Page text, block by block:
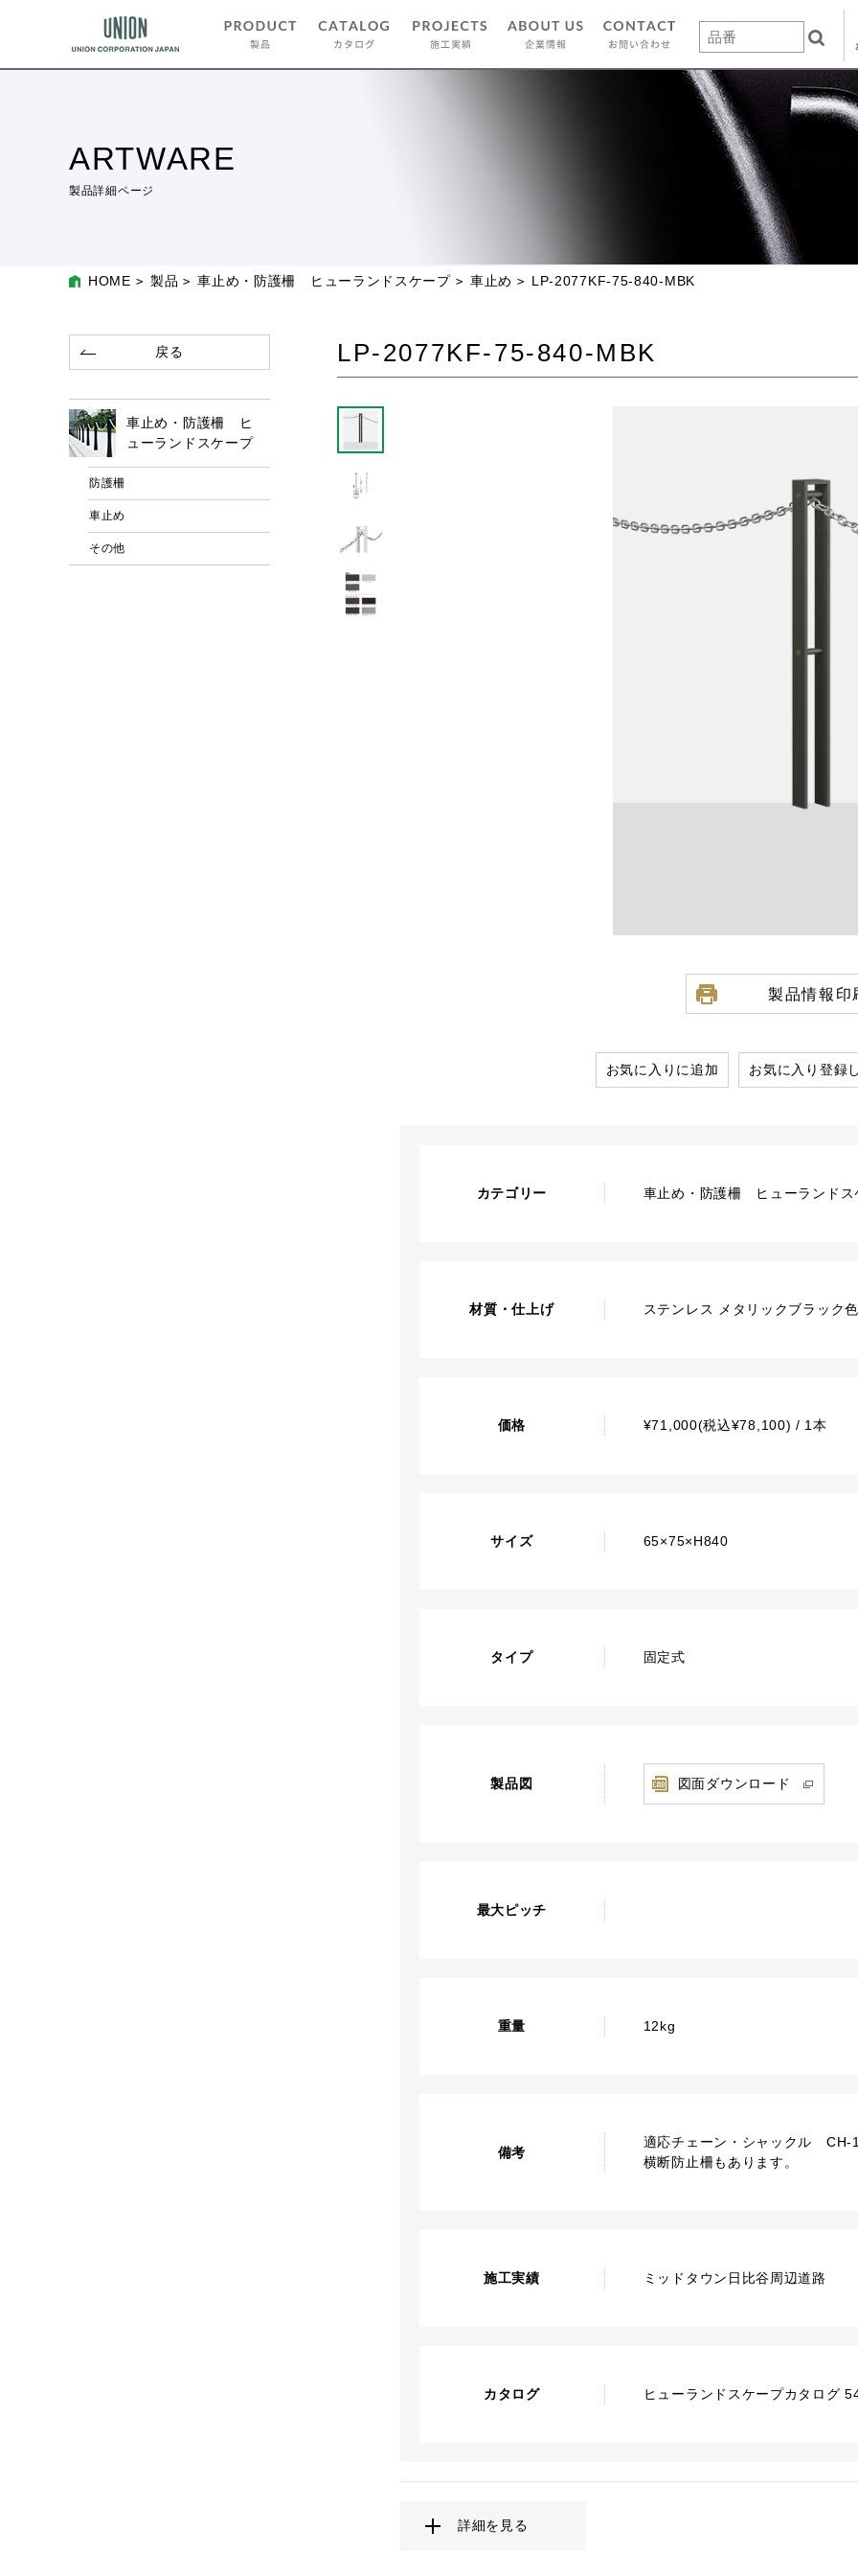
ARTWARE
製品詳細ページ
HOME 製品 車止め・防護柵 ヒューランドスケープ 車止め LP-2077KF-75-840-MBK
LP-2077KF-75-840-MBK
製品情報印
お気に入りに追加 お気に入り登録
カテゴリー 車止め・防護柵 ヒューランドス
材質・仕上げ ステンレス メタリックブラック
価格 ¥71,000(税込¥78,100) / 1本
サイズ 65×75×H840
タイプ 固定式
製品図 図面ダウンロード
最大ピッチ
重量 12kg
備考
適応チェーン・シャックル CH-
横断防止柵もあります。
施工実績 ミッドタウン日比谷周辺道路
カタログ ヒューランドスケープカタログ
詳細を見る
戻る
車止め・防護柵 ヒ
ューランドスケープ
防護柵
車止め
その他